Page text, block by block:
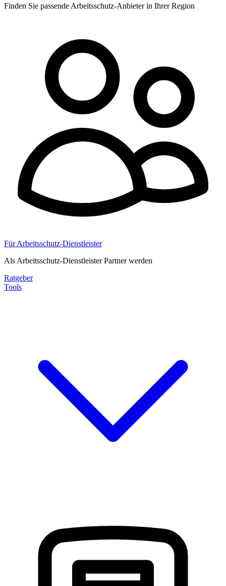
Finden Sie passende Arbeitsschutz-Anbieter in Ihrer Region
Für Arbeitsschutz-Dienstleister
Als Arbeitsschutz-Dienstleister Partner werden
Ratgeber
Tools